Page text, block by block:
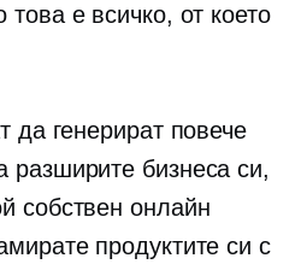
е всичко, от което
да генерират повече
разширите бизнеса си,
собствен онлайн
продуктите си с